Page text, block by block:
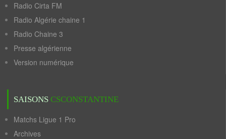
Radio Cirta FM
Radio Algérie chaine 1
Radio Chaine 3
Presse algérienne
Version numérique
SAISONS CSCONSTANTINE
Matchs Ligue 1 Pro
Archives